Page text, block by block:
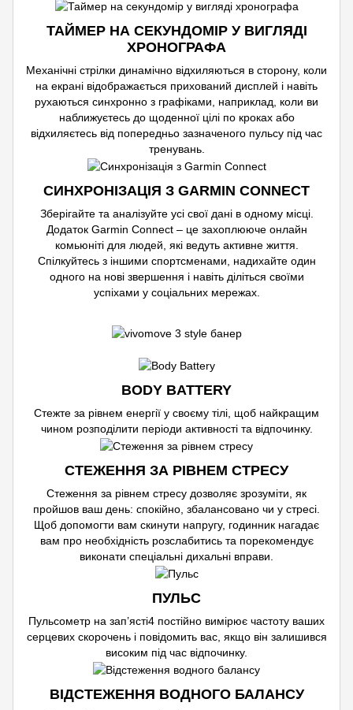
ТАЙМЕР НА СЕКУНДОМІР У ВИГЛЯДІ
ХРОНОГРАФА
Механічні стрілки динамічно відхиляються в сторону, коли
на екрані відображається прихований дисплей і навіть
рухаються синхронно з графіками, наприклад, коли ви
наближуєтесь до щоденної цілі по кроках або
відхиляєтесь від попередньо зазначеного пульсу під час
тренувань.
СИНХРОНІЗАЦІЯ З GARMIN CONNECT
Зберігайте та аналізуйте усі свої дані в одному місці.
Додаток Garmin Connect – це захоплююче онлайн
комьюніті для людей, які ведуть активне життя.
Спілкуйтесь з іншими спортсменами, надихайте один
одного на нові звершення і навіть діліться своїми
успіхами у соціальних мережах.
BODY BATTERY
Стежте за рівнем енергії у своєму тілі, щоб найкращим
чином розподілити періоди активності та відпочинку.
СТЕЖЕННЯ ЗА РІВНЕМ СТРЕСУ
Стеження за рівнем стресу дозволяє зрозуміти, як
пройшов ваш день: спокійно, збалансовано чи у стресі.
Щоб допомогти вам скинути напругу, годинник нагадає
вам про необхідність розслабитись та порекомендує
виконати спеціальні дихальні вправи.
ПУЛЬС
Пульсометр на зап’ясті4 постійно вимірює частоту ваших
серцевих скорочень і повідомить вас, якщо він залишився
високим під час відпочинку.
ВІДСТЕЖЕННЯ ВОДНОГО БАЛАНСУ